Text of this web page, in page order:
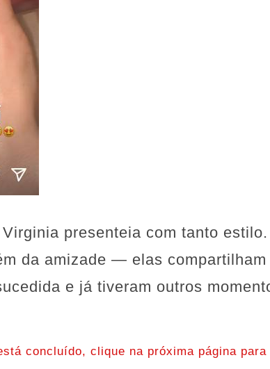
presenteia com tanto
da amizade — elas
e já tiveram outros
concluído, clique na próxima página para